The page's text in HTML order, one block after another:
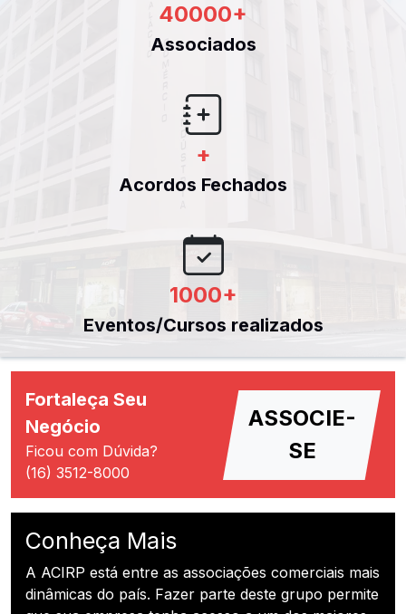
40000+
Associados
+
Acordos Fechados
1000+
Eventos/Cursos realizados
Fortaleça Seu
Negócio
Ficou com Dúvida?
(16) 3512-8000
ASSOCIE-
SE
Conheça Mais
A ACIRP está entre as associações comerciais mais
dinâmicas do país. Fazer parte deste grupo permite